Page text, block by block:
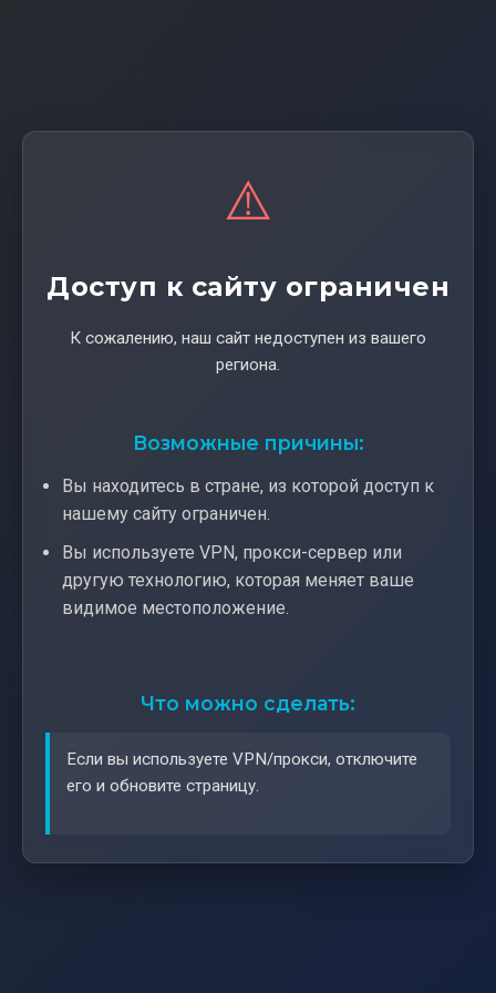
⚠️
Доступ к сайту ограничен
К сожалению, наш сайт недоступен из вашего
региона.
Возможные причины:
Вы находитесь в стране, из которой доступ к
нашему сайту ограничен.
Вы используете VPN, прокси-сервер или
другую технологию, которая меняет ваше
видимое местоположение.
Что можно сделать:
Если вы используете VPN/прокси, отключите
его и обновите страницу.